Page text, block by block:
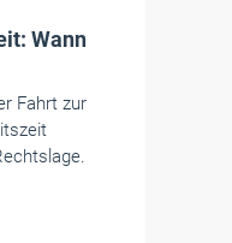
Frauen zu